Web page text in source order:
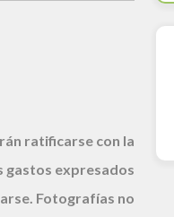
ratificarse con la
gastos expresados
Fotografías no